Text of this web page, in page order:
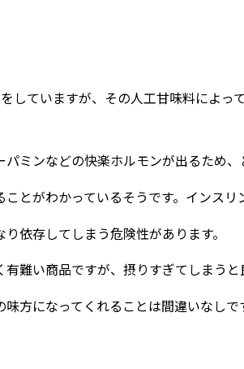
していますが、その人工甘味料によ
ミンなどの快楽ホルモンが出るため
とがわかっているそうです。インス
依存してしまう危険性があります。
難い商品ですが、摂りすぎてしまう
方になってくれることは間違いなしで